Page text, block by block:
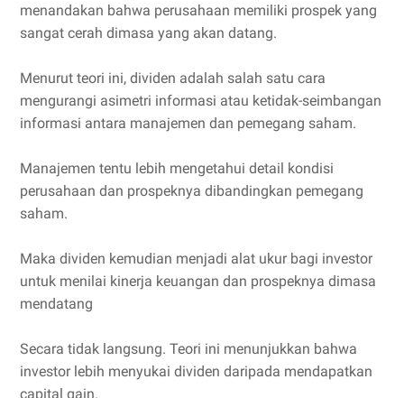
menandakan bahwa perusahaan memiliki prospek yang
sangat cerah dimasa yang akan datang.
Menurut teori ini, dividen adalah salah satu cara
mengurangi asimetri informasi atau ketidak-seimbangan
informasi antara manajemen dan pemegang saham.
Manajemen tentu lebih mengetahui detail kondisi
perusahaan dan prospeknya dibandingkan pemegang
saham.
Maka dividen kemudian menjadi alat ukur bagi investor
untuk menilai kinerja keuangan dan prospeknya dimasa
mendatang
Secara tidak langsung. Teori ini menunjukkan bahwa
investor lebih menyukai dividen daripada mendapatkan
capital gain.